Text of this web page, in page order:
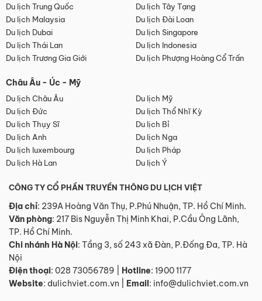
Du lịch Trung Quốc
Du lịch Tây Tạng
Du lịch Malaysia
Du lịch Đài Loan
Du lịch Dubai
Du lịch Singapore
Du lịch Thái Lan
Du lịch Indonesia
Du lịch Trương Gia Giới
Du lịch Phượng Hoàng Cổ Trấn
Châu Âu - Úc - Mỹ
Du lịch Châu Âu
Du lịch Mỹ
Du lịch Đức
Du lịch Thổ Nhĩ Kỳ
Du lịch Thụy Sĩ
Du lịch Bỉ
Du lịch Anh
Du lịch Nga
Du lịch luxembourg
Du lịch Pháp
Du lịch Hà Lan
Du lịch Ý
CÔNG TY CỔ PHẦN TRUYỀN THÔNG DU LỊCH VIỆT
Địa chỉ: 239A Hoàng Văn Thụ, P.Phú Nhuận, TP. Hồ Chí Minh.
Văn phòng: 217 Bis Nguyễn Thị Minh Khai, P.Cầu Ông Lãnh,
TP. Hồ Chí Minh.
Chi nhánh Hà Nội: Tầng 3, số 243 xã Đàn, P.Đống Đa, TP. Hà
Nội
Điện thoại: 028 73056789 Hotline: 1900 1177
Website: dulichviet.com.vn Email: info@dulichviet.com.vn